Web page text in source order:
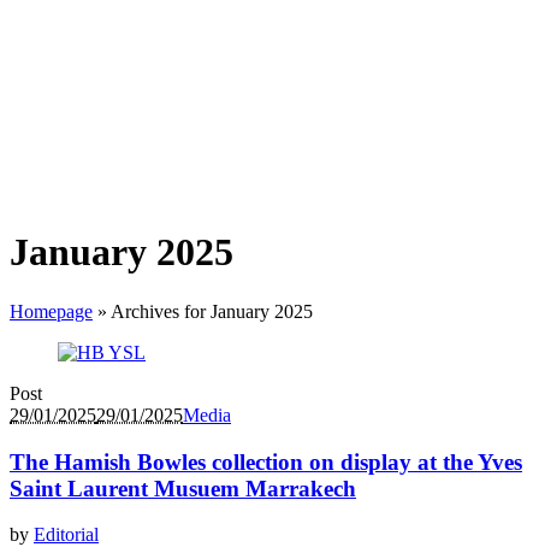
January 2025
Homepage » Archives for January 2025
Post
29/01/202529/01/2025Media
The Hamish Bowles collection on display at the Yves
Saint Laurent Musuem Marrakech
by Editorial